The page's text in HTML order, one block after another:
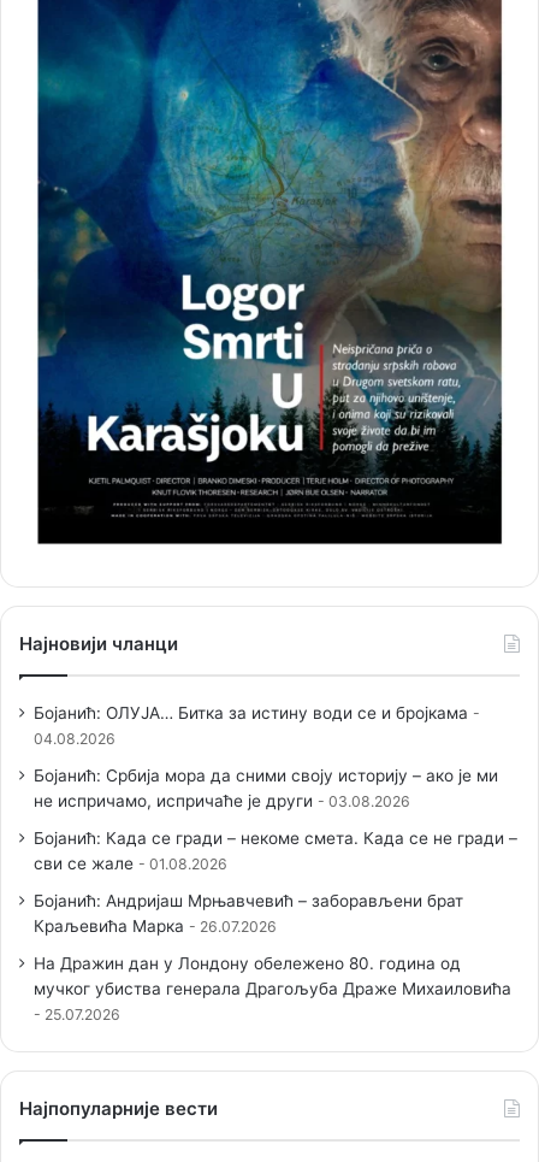
Најновији чланци
Бојанић: ОЛУЈА… Битка за истину води се и бројкама
04.08.2026
Бојанић: Србија мора да сними своју историју – ако је ми
не испричамо, испричаће је други
03.08.2026
Бојанић: Када се гради – некоме смета. Када се не гради –
сви се жале
01.08.2026
Бојанић: Андријаш Мрњавчевић – заборављени брат
Краљевића Марка
26.07.2026
На Дражин дан у Лондону обележено 80. година од
мучког убиства генерала Драгољуба Драже Михаиловића
25.07.2026
Наjпопуларније вести